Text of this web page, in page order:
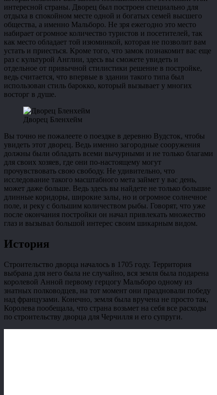
интересной страны. Дворец был построен специально для
отдыха в спокойном месте одной и богатых семей высшего
общества, а именно Мальборо. Не зря ежегодно это место
набирает огромное количество туристов и посетителей, так
как место обладает той изюминкой, которая не позволит вам
устать и приесться. Кроме того, что замок познакомит вас еще
раз с культурой Англии, здесь вы сможете увидеть и
отдельное от привычной стилистики решение в постройке,
ведь считается, что впервые в здании такого типа был
использован стиль барокко, который вызывает у многих
восторг в душе.
Дворец Бленхейм
Вы точно не пожалеете о поездке в деревню Вудсток, чтобы
увидеть этот дворец. Ведь именно загородные сооружения
должны были обладать всеми вычурными и не только благами
для своих хозяев, где они по-настоящему могут
прочувствовать свою свободу. Не удивительно, что
исследование такого масштабного мета займет у вас день,
может даже больше. Ведь здесь вы найдете не только большие
длинные коридоры, широкие залы, но и огромное солнечное
поле, и реку с большим количеством рыбы. Говорят, что уже
после окончания постройки он начал привлекать множество
глаз и вызывал большой интерес своим шикарным видом.
История
Строительство дворца началось в 1705 году. Территория
выбрана для него была не случайно, вся земля была подарена
королевой Анной первому герцогу Мальборо одному из
знатных полководцев, на тот момент они праздновали победу
над французами. Конечно, земля была вручена не просто так,
Королева пообещала, что страна возьмет на себя все расходы
по строительству дворца для Черчилля и его супруги.